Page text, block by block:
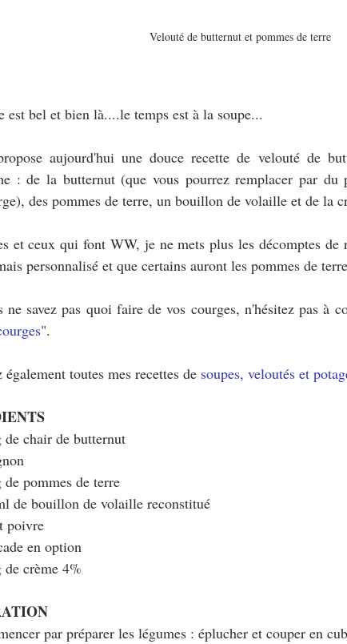
Velouté de butternut et pommes de terre
est bel et bien là....le temps est à la soupe...
aujourd'hui une douce recette de velouté de
: de la butternut (que vous pourrez remplacer par
des pommes de terre, un bouillon de volaille et de la
et ceux qui font WW, je ne mets plus les décomptes de
personnalisé et que certains auront les pommes de
ne savez pas quoi faire de vos courges, n'hésitez pas à
".
également toutes mes recettes de soupes, veloutés et
de chair de butternut
de pommes de terre
de bouillon de volaille reconstitué
poivre
en option
de crème 4%
par préparer les légumes : éplucher et couper en